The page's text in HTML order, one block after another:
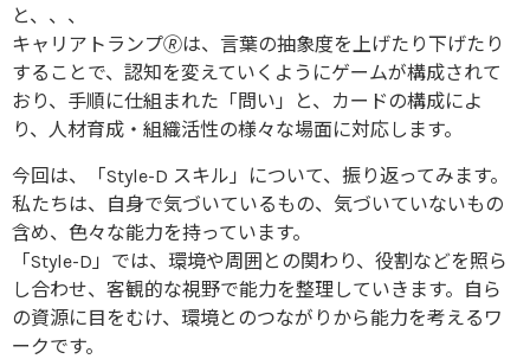
と、、、
キャリアトランプ🄬は、言葉の抽象度を上げたり下げたり
することで、認知を変えていくようにゲームが構成されて
おり、手順に仕組まれた「問い」と、カードの構成によ
り、人材育成・組織活性の様々な場面に対応します。
今回は、「Style-D スキル」について、振り返ってみます。
私たちは、自身で気づいているもの、気づいていないもの
含め、色々な能力を持っています。
「Style-D」では、環境や周囲との関わり、役割などを照ら
し合わせ、客観的な視野で能力を整理していきます。自ら
の資源に目をむけ、環境とのつながりから能力を考えるワ
ークです。